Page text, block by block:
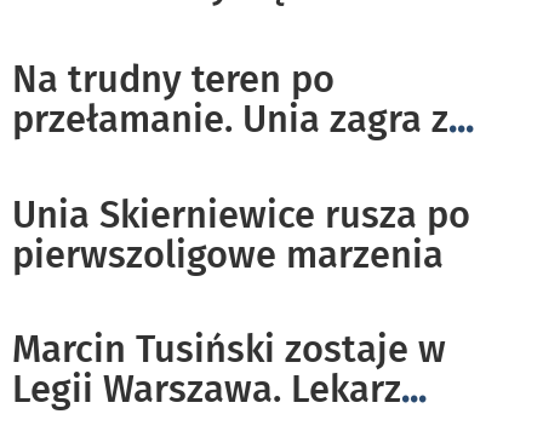
Na trudny teren po
przełamanie. Unia zagra z...
Unia Skierniewice rusza po
pierwszoligowe marzenia
Marcin Tusiński zostaje w
Legii Warszawa. Lekarz...